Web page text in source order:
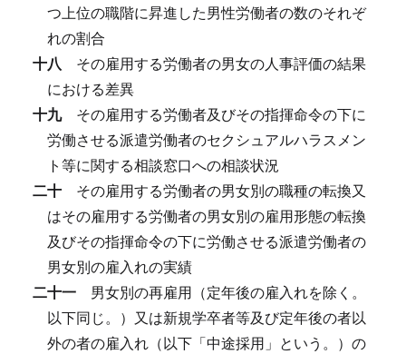
つ上位の職階に昇進した男性労働者の数のそれぞ
れの割合
十八 その雇用する労働者の男女の人事評価の結果
における差異
十九 その雇用する労働者及びその指揮命令の下に
労働させる派遣労働者のセクシュアルハラスメン
ト等に関する相談窓口への相談状況
二十 その雇用する労働者の男女別の職種の転換又
はその雇用する労働者の男女別の雇用形態の転換
及びその指揮命令の下に労働させる派遣労働者の
男女別の雇入れの実績
二十一 男女別の再雇用（定年後の雇入れを除く。
以下同じ。）又は新規学卒者等及び定年後の者以
外の者の雇入れ（以下「中途採用」という。）の